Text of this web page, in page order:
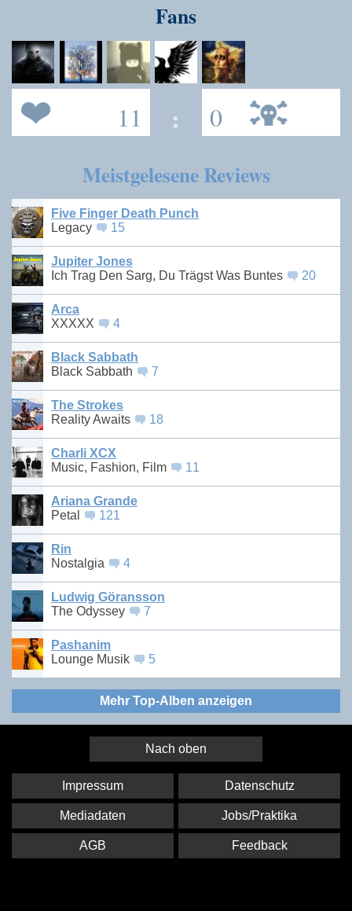
Fans
11 : 0
Meistgelesene Reviews
Five Finger Death Punch
Legacy
15
Jupiter Jones
Ich Trag Den Sarg, Du Trägst Was Buntes
20
Arca
XXXXX
4
Black Sabbath
Black Sabbath
7
The Strokes
Reality Awaits
18
Charli XCX
Music, Fashion, Film
11
Ariana Grande
Petal
121
Rin
Nostalgia
4
Ludwig Göransson
The Odyssey
7
Pashanim
Lounge Musik
5
Mehr Top-Alben anzeigen
Nach oben
Impressum Datenschutz
Mediadaten Jobs/Praktika
AGB Feedback